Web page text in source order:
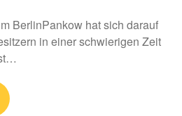
BerlinPankow hat sich darauf
in einer schwierigen Zeit